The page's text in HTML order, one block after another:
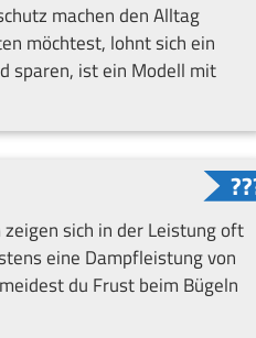
machen den Alltag
möchtest, lohnt sich ein
sparen, ist ein Modell mit
sich in der Leistung oft
eine Dampfleistung von
du Frust beim Bügeln